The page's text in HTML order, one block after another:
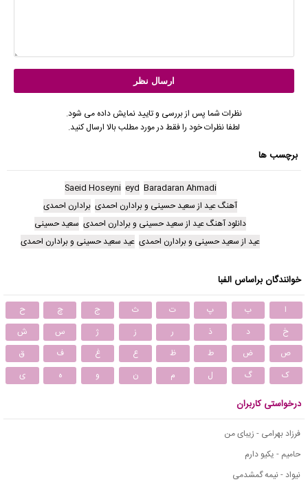
نظرات شما پس از بررسی و تایید نمایش داده می شود.
لطفا نظرات خود را فقط در مورد مطلب بالا ارسال کنید.
برچسب ها
Baradaran Ahmadi
eyd
Saeid Hoseyni
آهنگ عید از سعید حسینی و برادارن احمدی برادارن احمدی
دانلود آهنگ عید از سعید حسینی و برادارن احمدی سعید حسینی
عید از سعید حسینی و برادارن احمدی عید سعید حسینی و برادارن احمدی
خوانندگان براساس الفبا
ا ب پ ت ث ج چ
ح
خ
د ذ ر ز ژ س
ش
ص
ض ط ظ ع غ ف
ق
ک
گ ل م ن و ه ی
درخواستی کاربران
فرزاد بهرامی - زیبای من
حامیم - یکیو دارم
نیواد - نیمه گمشدمی